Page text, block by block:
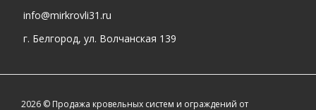
info@mirkrovli31.ru
г. Белгород, ул. Волчанская 139
2026 © Продажа кровельных систем и ограждений от